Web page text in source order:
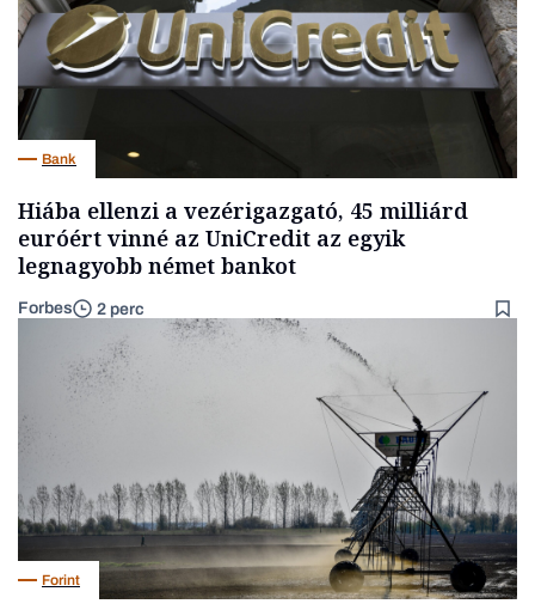
Bank
Hiába ellenzi a vezérigazgató, 45 milliárd
euróért vinné az UniCredit az egyik
legnagyobb német bankot
Forbes 2 perc
Forint